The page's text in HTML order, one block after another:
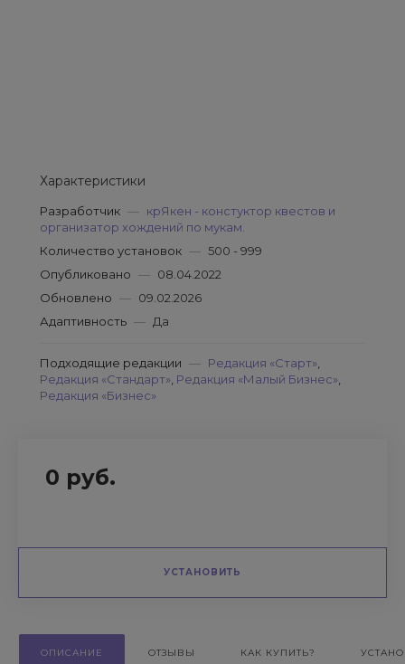
Характеристики
Разработчик — крЯкен - констуктор квестов и
организатор хождений по мукам.
Количество установок — 500 - 999
Опубликовано — 08.04.2022
Обновлено — 09.02.2026
Адаптивность — Да
Подходящие редакции — Редакция «Старт»
Редакция «Стандарт» Редакция «Малый Бизнес»
Редакция «Бизнес»
0 руб.
УСТАНОВИТЬ
ОПИСАНИЕ ОТЗЫВЫ КАК КУПИТЬ?